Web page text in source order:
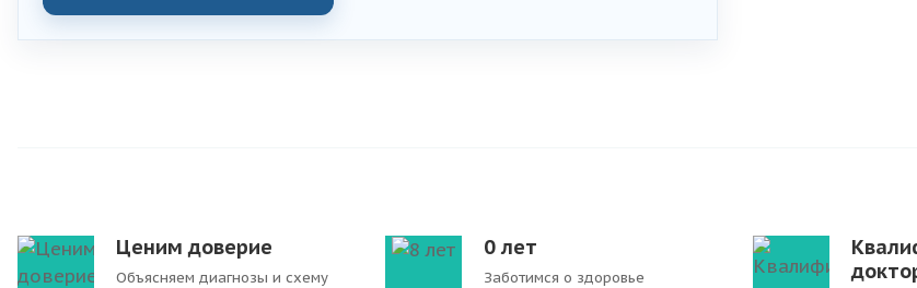
Ценим доверие
Объясняем диагнозы и схему
0лет
Заботимся о здоровье